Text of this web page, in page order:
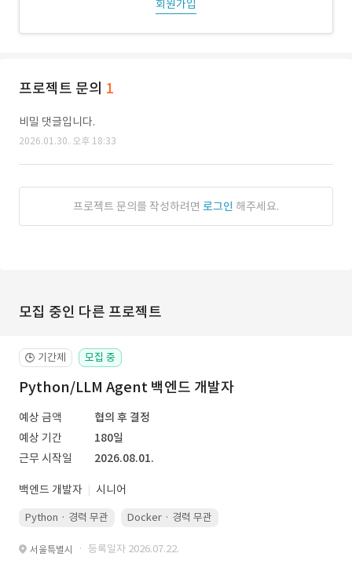
회원가입
프로젝트 문의 1
비밀 댓글입니다.
2026.01.30. 오후 18:33
프로젝트 문의를 작성하려면 로그인 해주세요.
모집 중인 다른 프로젝트
🕒 기간제 모집 중
Python/LLM Agent 백엔드 개발자
예상 금액
협의 후 결정
예상 기간
180일
근무 시작일
2026.08.01.
백엔드 개발자 시니어
Python · 경력 무관 Docker · 경력 무관
서울특별시 · 등록일자 2026.07.22.